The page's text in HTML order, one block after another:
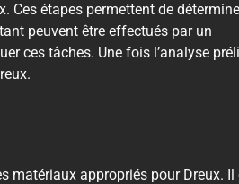
étapes permettent de
peuvent être effectués par un
ces tâches. Une fois l’analyse
matériaux appropriés pour Dreux. Il